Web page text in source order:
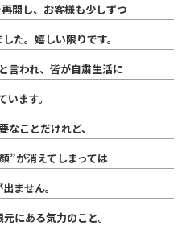
開し、 お客様も少しずつ
た。 嬉しい限りです。
言われ、 皆が自粛生活に
います。
なことだけれど、
”が消えてしまっては
ません。
にある気力のこと。